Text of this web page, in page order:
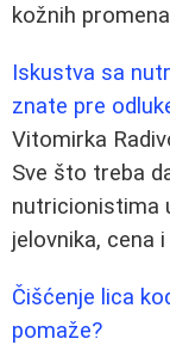
kožnih
Iskustva sa
znate pre
Vitomirka
Sve što treba
nutricionistima
jelovnika, cena
Čišćenje lica
pomaže?